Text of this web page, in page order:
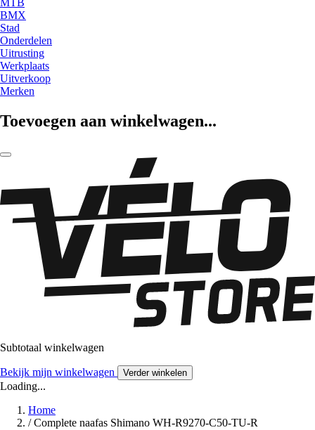
MTB
BMX
Stad
Onderdelen
Uitrusting
Werkplaats
Uitverkoop
Merken
Toevoegen aan winkelwagen...
Subtotaal winkelwagen
Bekijk mijn winkelwagen Verder winkelen
Loading...
Home
/ Complete naafas Shimano WH-R9270-C50-TU-R